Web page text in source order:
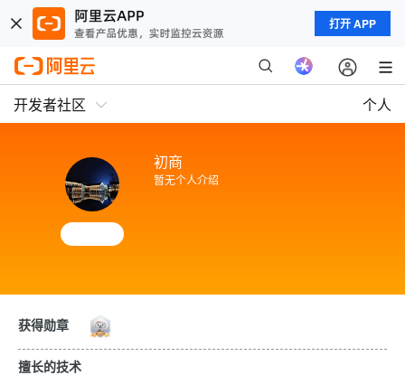
打开 APP
开发者社区 个人
初商
暂无个人介绍
获得勋章
擅长的技术